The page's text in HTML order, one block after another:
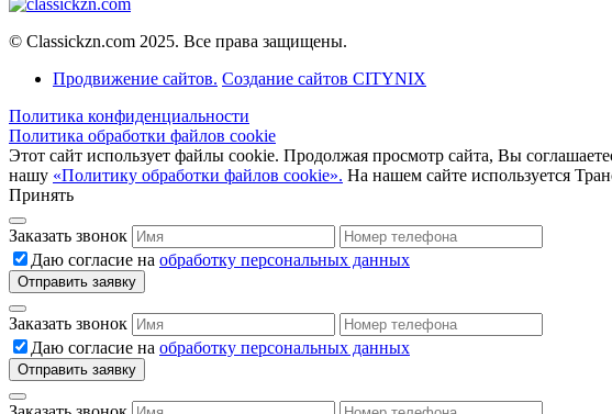
© Classickzn.com 2025. Все права защищены.
Продвижение сайтов. Создание сайтов CITYNIX
Политика конфиденциальности
Политика обработки файлов cookie
Этот сайт использует файлы cookie. Продолжая просмотр сайта, Вы
нашу «Политику обработки файлов cookie». На нашем сайте используется
Принять
Заказать звонок
Даю согласие на обработку персональных данных
Заказать звонок
Даю согласие на обработку персональных данных